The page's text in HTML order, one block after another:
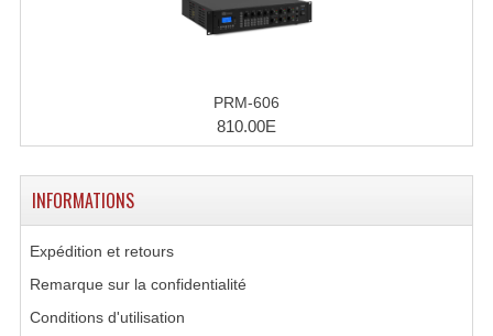
Microphones Scène Et Studio
Micro Sans Fil HF VHF 200MHZ
Micro Sans Fil HF UHF 800MHZ
Multi-Effets, Reverbes Etc...
PRM-606
810.00E
INFORMATIONS
Expédition et retours
Remarque sur la confidentialité
Conditions d'utilisation